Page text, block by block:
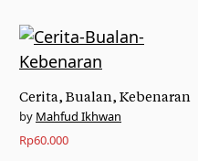
Cerita, Bualan, Kebenaran
Mahfud Ikhwan
Rp60.000